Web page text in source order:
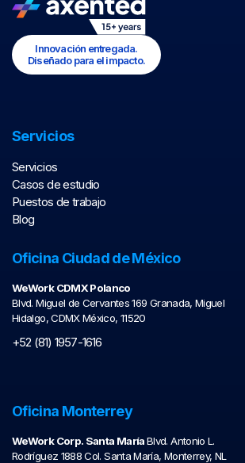
Innovación entregada.
Diseñado para el impacto.
Servicios
Servicios
Casos de estudio
Puestos de trabajo
Blog
Oficina Ciudad de México
WeWork CDMX Polanco
Blvd. Miguel de Cervantes 169 Granada, Miguel
Hidalgo, CDMX México, 11520
+52 (81) 1957-1616
Oficina Monterrey
WeWork Corp. Santa MaríaBlvd. Antonio L.
Rodríguez 1888 Col. Santa María, Monterrey, NL